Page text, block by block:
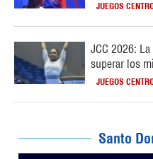
JUEGOS
JCC 2026:
superar los
JUEGOS
Santo